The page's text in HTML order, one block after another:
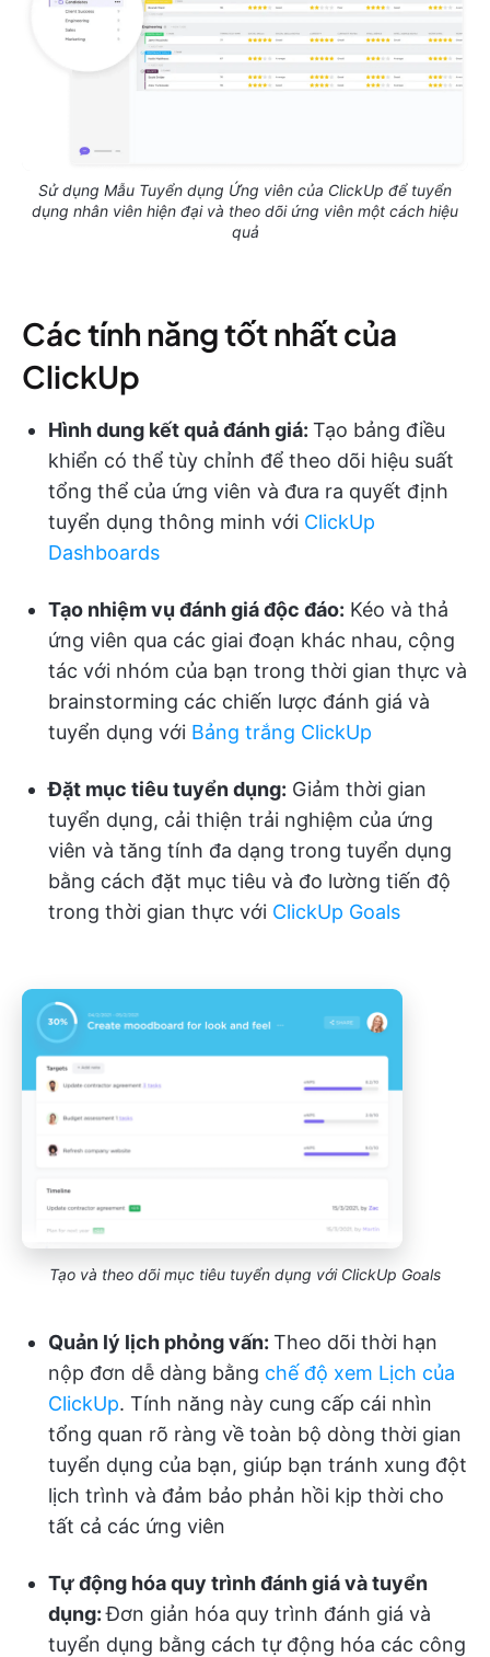
Sử dụng Mẫu Tuyển dụng Ứng viên của ClickUp để tuyển
dụng nhân viên hiện đại và theo dõi ứng viên một cách hiệu
quả
Các tính năng tốt nhất của
ClickUp
Hình dung kết quả đánh giá: Tạo bảng điều
khiển có thể tùy chỉnh để theo dõi hiệu suất
tổng thể của ứng viên và đưa ra quyết định
tuyển dụng thông minh với ClickUp
Dashboards
Tạo nhiệm vụ đánh giá độc đáo: Kéo và thả
ứng viên qua các giai đoạn khác nhau, cộng
tác với nhóm của bạn trong thời gian thực và
brainstorming các chiến lược đánh giá và
tuyển dụng với Bảng trắng ClickUp
Đặt mục tiêu tuyển dụng: Giảm thời gian
tuyển dụng, cải thiện trải nghiệm của ứng
viên và tăng tính đa dạng trong tuyển dụng
bằng cách đặt mục tiêu và đo lường tiến độ
trong thời gian thực với ClickUp Goals
Tạo và theo dõi mục tiêu tuyển dụng với ClickUp Goals
Quản lý lịch phỏng vấn: Theo dõi thời hạn
nộp đơn dễ dàng bằng chế độ xem Lịch của
ClickUp. Tính năng này cung cấp cái nhìn
tổng quan rõ ràng về toàn bộ dòng thời gian
tuyển dụng của bạn, giúp bạn tránh xung đột
lịch trình và đảm bảo phản hồi kịp thời cho
tất cả các ứng viên
Tự động hóa quy trình đánh giá và tuyển
dụng:Đơn giản hóa quy trình đánh giá và
tuyển dụng bằng cách tự động hóa các công